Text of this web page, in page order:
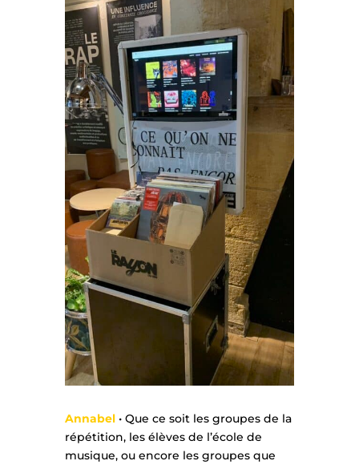
Annabel • Que ce soit les groupes de la
répétition, les élèves de l’école de
musique, ou encore les groupes que